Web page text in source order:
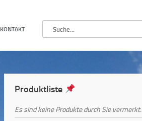
KONTAKT
Produktliste
Es sind keine Produkte durch Sie vermerkt.